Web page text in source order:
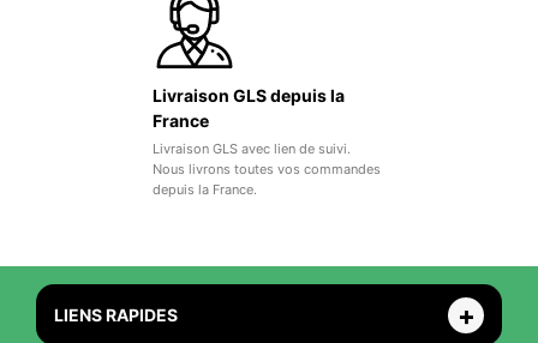
Livraison GLS depuis la
France
Livraison GLS avec lien de suivi.
Nous livrons toutes vos commandes
depuis la France.
LIENS RAPIDES